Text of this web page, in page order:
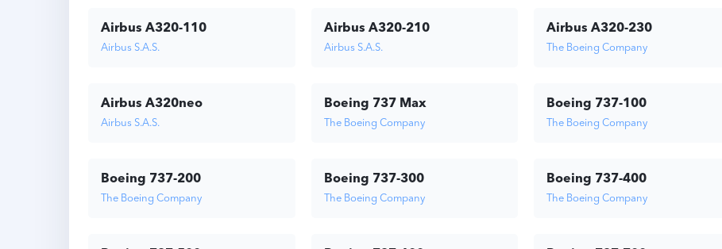
Airbus A320-110
Airbus S.A.S.
Airbus A320-210
Airbus S.A.S.
Airbus A320-230
The Boeing Company
Airbus A320neo
Airbus S.A.S.
Boeing 737 Max
The Boeing Company
Boeing 737-100
The Boeing Company
Boeing 737-200
The Boeing Company
Boeing 737-300
The Boeing Company
Boeing 737-400
The Boeing Company